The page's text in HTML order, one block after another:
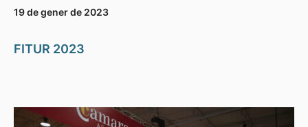
19 de gener de 2023
FITUR 2023